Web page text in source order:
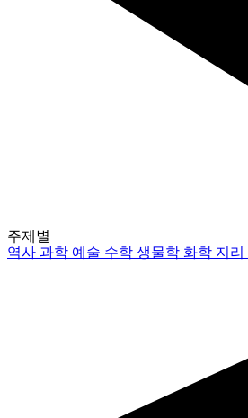
주제별
역사과학 예술 수학생물학 화학 지리